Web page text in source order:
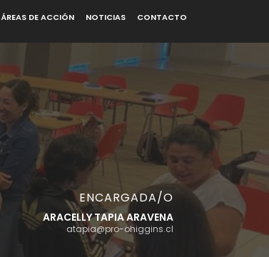
ÁREAS DE ACCIÓN NOTICIAS CONTACTO
ENCARGADA/O
ARACELLY TAPIA ARAVENA
atapia@pro-ohiggins.cl